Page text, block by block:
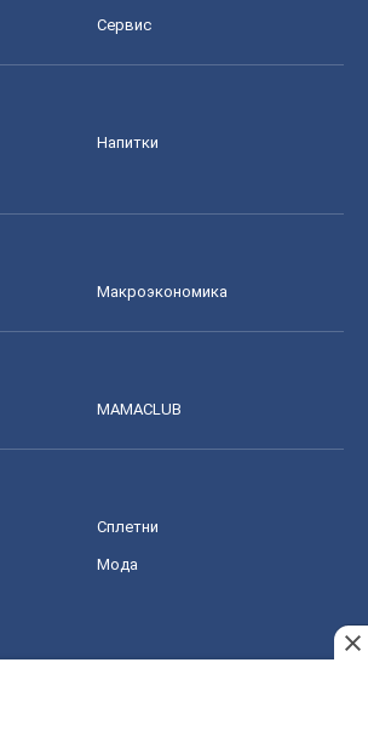
Сервис
Напитки
Mакроэкономика
MAMACLUB
Сплетни
Мода